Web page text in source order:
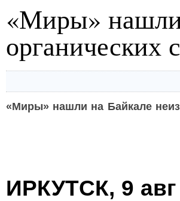
«Миры» нашли
органических
«Миры» нашли на Байкале
ИРКУТСК, 9